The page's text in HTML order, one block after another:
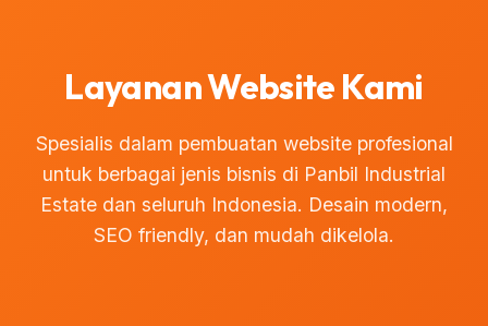
Layanan Website Kami
Spesialis dalam pembuatan website profesional
untuk berbagai jenis bisnis di Panbil Industrial
Estate dan seluruh Indonesia. Desain modern,
SEO friendly, dan mudah dikelola.